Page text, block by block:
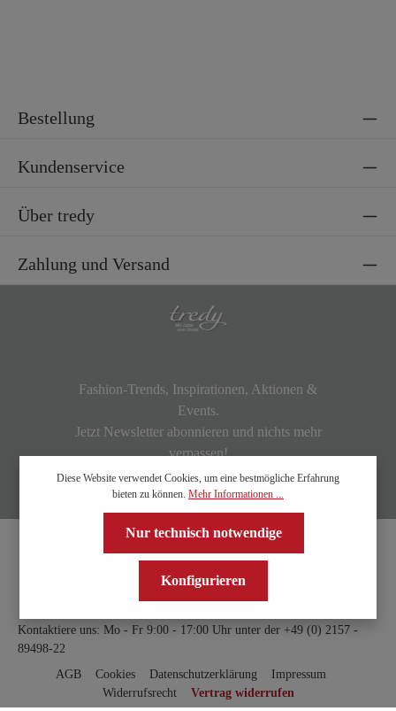
Bestellung
Kundenservice
Über tredy
Zahlung und Versand
Fashion-Trends, Inspirationen, Aktionen &
Events.
Jetzt Newsletter abonnieren und nichts mehr
verpassen!
Kontaktiere uns: Mo - Fr 9:00 - 17:00 Uhr unter der +49 (0) 2157 -
89498-22
AGB
Cookies Datenschutzerklärung
Impressum
Widerrufsrecht
Vertrag widerrufen
Diese Website verwendet Cookies, um eine bestmögliche Erfahrung
bieten zu können. Mehr Informationen ...
Nur technisch notwendige
Konfigurieren